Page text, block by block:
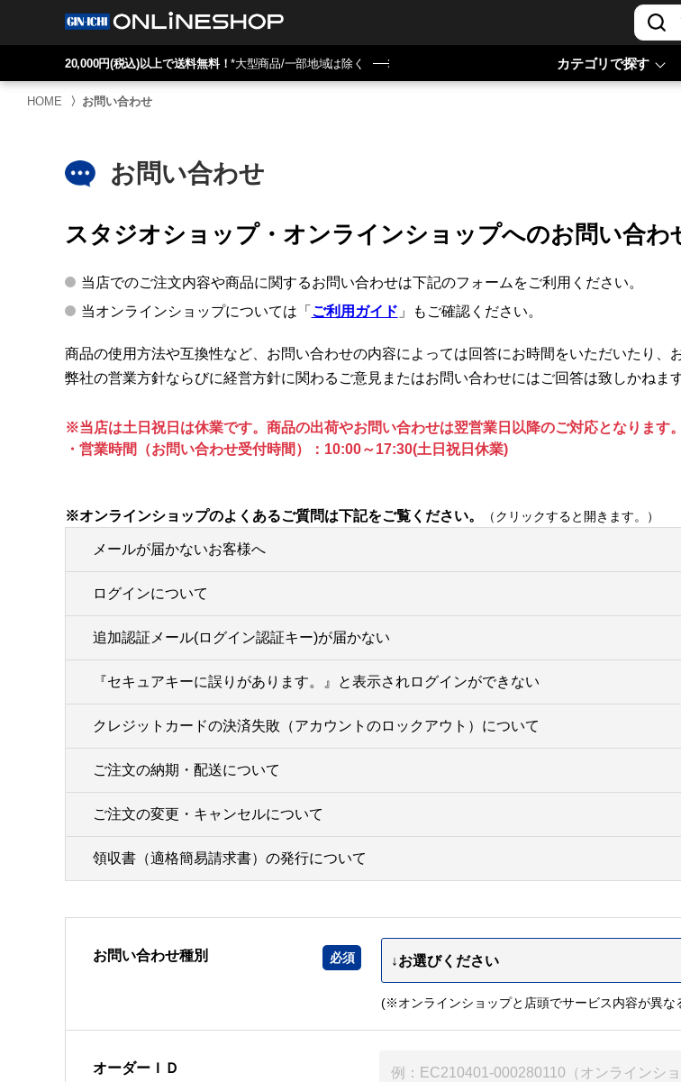
20,000円(税込)以上で送料無料！*大型商品/一部地域は除く カテゴリで探す
HOME 〉 お問い合わせ
お問い合わせ
スタジオショップ・オンラインショップへのお問い合わ
当店でのご注文内容や商品に関するお問い合わせは下記のフォームをご利用ください。
当オンラインショップについては「 ご利用ガイド 」もご確認ください。
商品の使用方法や互換性など、お問い合わせの内容によっては回答にお時間をいただいたり、
弊社の営業方針ならびに経営方針に関わるご意見またはお問い合わせにはご回答は致しかねます
※当店は土日祝日は休業です。商品の出荷やお問い合わせは翌営業日以降のご対応となります。
・営業時間（お問い合わせ受付時間）：10:00～17:30(土日祝日休業)
※オンラインショップのよくあるご質問は下記をご覧ください。 （クリックすると開きます。）
メールが届かないお客様へ
ログインについて
追加認証メール(ログイン認証キー)が届かない
『セキュアキーに誤りがあります。』と表示されログインができない
クレジットカードの決済失敗（アカウントのロックアウト）について
ご注文の納期・配送について
ご注文の変更・キャンセルについて
領収書（適格簡易請求書）の発行について
お問い合わせ種別
(※オンラインショップと店頭でサービス内容が異な
オーダーＩＤ